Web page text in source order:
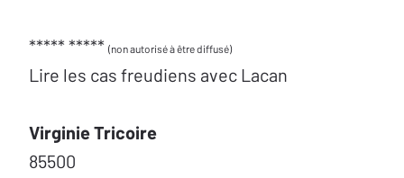
***** ***** (non autorisé à être diffusé)
Lire les cas freudiens avec Lacan
Virginie Tricoire
85500